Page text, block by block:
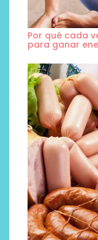
Por qué cada
para ganar